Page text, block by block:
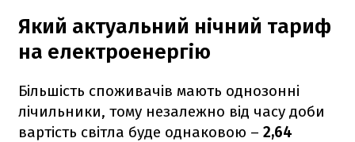
Який актуальний нічний тариф
на електроенергію
Більшість споживачів мають однозонні
лічильники, тому незалежно від часу доби
вартість світла буде однаковою – 2,64